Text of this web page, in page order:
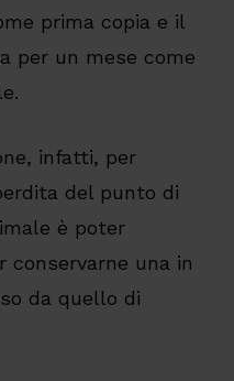
prima copia e il
per un mese come
infatti, per
del punto di
è poter
conservarne una in
da quello di